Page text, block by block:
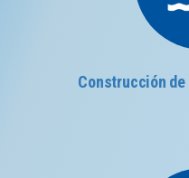
Construcción